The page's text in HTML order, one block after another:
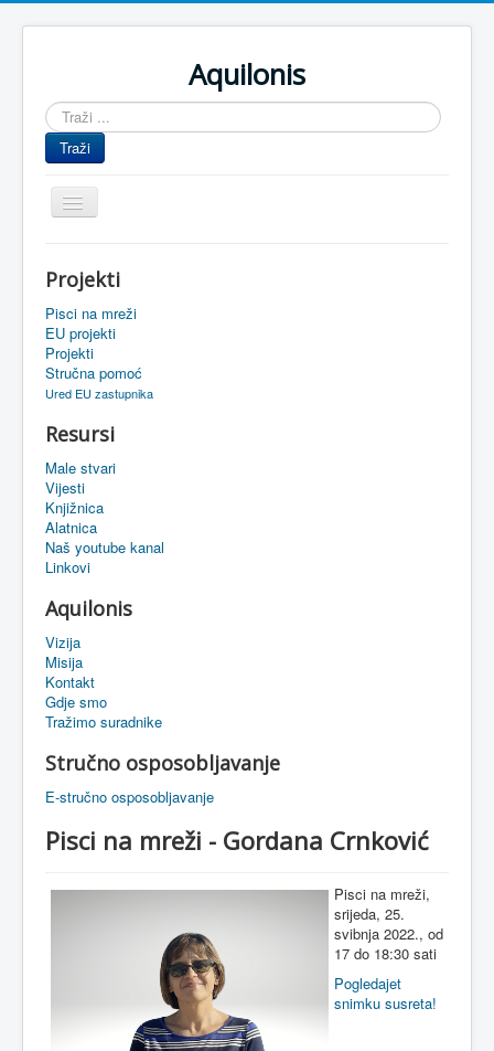
Aquilonis
Traži
...
Traži
Prikaz/Sakrivanje
navigacije
Upravljanje znanjem
Obrazovanje
Upravljanje projektima
Oaza
Sistemski alati
eMapa
Projekti
Pisci na mreži
EU projekti
Projekti
Stručna pomoć
Ured EU zastupnika
Resursi
Male stvari
Vijesti
Knjižnica
Alatnica
Naš youtube kanal
Linkovi
Aquilonis
Vizija
Misija
Kontakt
Gdje smo
Tražimo suradnike
Stručno osposobljavanje
E-stručno osposobljavanje
Pisci na mreži - Gordana Crnković
Pisci na mreži,
srijeda, 25.
svibnja 2022., od
17 do 18:30 sati
Pogledajet
snimku susreta!